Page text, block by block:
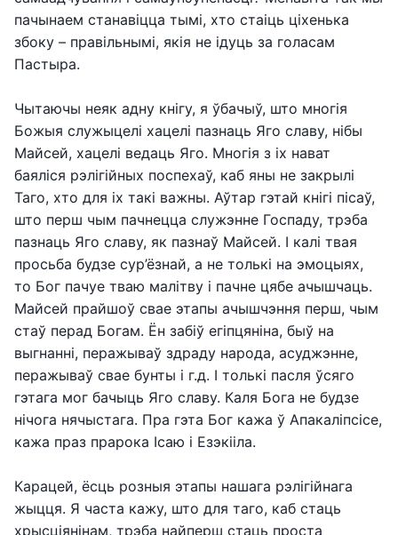
пачынаем станавіцца тымі, хто стаіць ціхенька
збоку – правільнымі, якія не ідуць за голасам
Пастыра.
Чытаючы неяк адну кнігу, я ўбачыў, што многія
Божыя служыцелі хацелі пазнаць Яго славу, нібы
Майсей, хацелі ведаць Яго. Многія з іх нават
баяліся рэлігійных поспехаў, каб яны не закрылі
Таго, хто для іх такі важны. Аўтар гэтай кнігі пісаў,
што перш чым пачнецца служэнне Госпаду, трэба
пазнаць Яго славу, як пазнаў Майсей. І калі твая
просьба будзе сур’ёзнай, а не толькі на эмоцыях,
то Бог пачуе тваю малітву і пачне цябе ачышчаць.
Майсей прайшоў свае этапы ачышчэння перш, чым
стаў перад Богам. Ён забіў егіпцяніна, быў на
выгнанні, перажываў здраду народа, асуджэнне,
перажываў свае бунты і г.д. І толькі пасля ўсяго
гэтага мог бачыць Яго славу. Каля Бога не будзе
нічога нячыстага. Пра гэта Бог кажа ў Апакаліпсісе,
кажа праз прарока Ісаю і Езэкііла.
Карацей, ёсць розныя этапы нашага рэлігійнага
жыцця. Я часта кажу, што для таго, каб стаць
хрысціянінам, трэба найперш стаць проста